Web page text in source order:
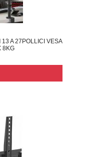
A 27POLLICI VESA
8KG